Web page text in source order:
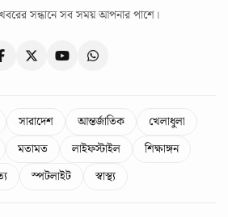
সন্ধানে সব সময় আপনার পাশে।
সারাদেশ আন্তর্জাতিক
খেলাধুলা
মতামত লাইফস্টাইল
শিক্ষাঙ্গন
স্পটলাইট স্বাস্থ্য